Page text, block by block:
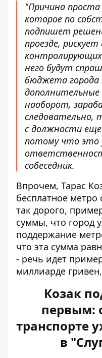
"Причина
которое по
подпишет
проезде,
контролирующих
него будут
бюджета
дополнительные
наоборот,
следовательно,
с должности еще
потому что это
собеседник.
Впрочем, Тарас
бесплатное
так дорого,
суммы, что город
поддержание
что эта сумма
- речь идет
миллиарде
Козак
первым:
транспорте
в